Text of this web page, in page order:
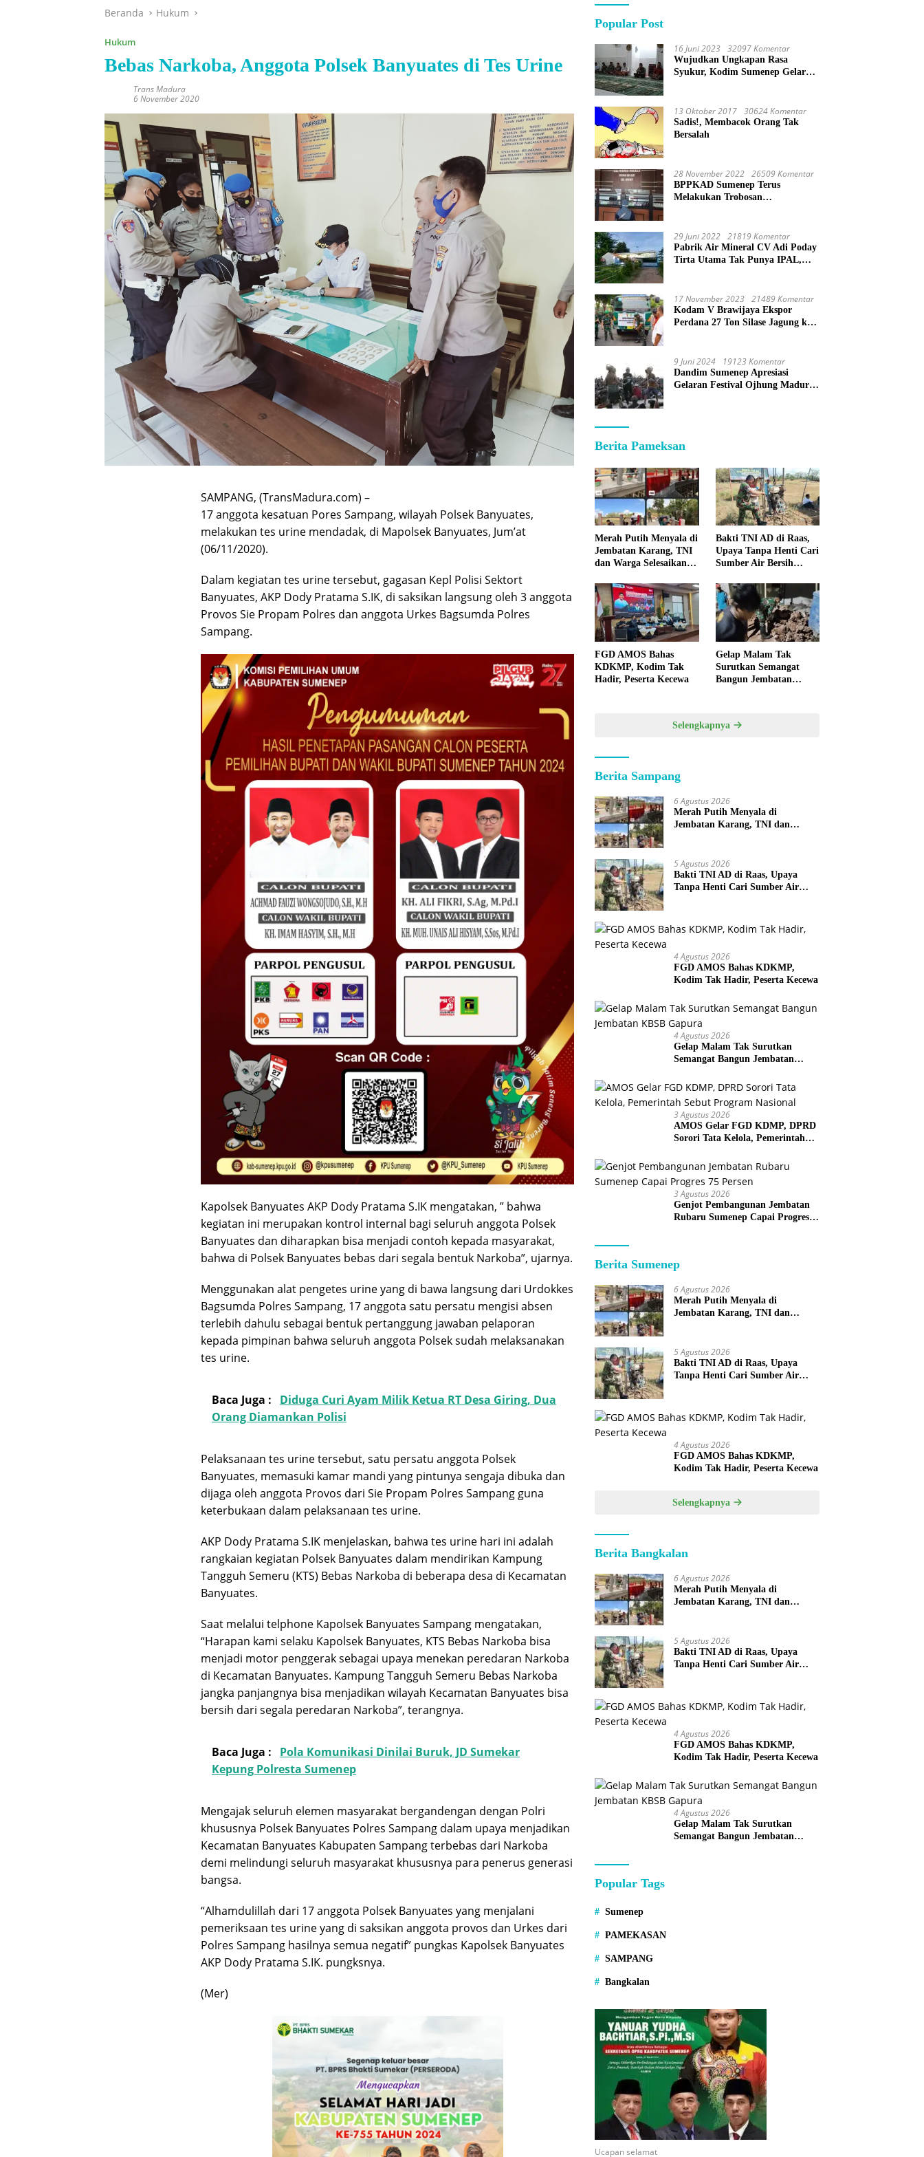
Beranda Hukum
Hukum
Bebas Narkoba, Anggota Polsek Banyuates di Tes Urine
Trans Madura
6 November 2020
SAMPANG, (TransMadura.com) –
17 anggota kesatuan Pores Sampang, wilayah Polsek Banyuates,
melakukan tes urine mendadak, di Mapolsek Banyuates, Jum’at
(06/11/2020).
Dalam kegiatan tes urine tersebut, gagasan Kepl Polisi Sektort
Banyuates, AKP Dody Pratama S.IK, di saksikan langsung oleh 3 anggota
Provos Sie Propam Polres dan anggota Urkes Bagsumda Polres
Sampang.
Kapolsek Banyuates AKP Dody Pratama S.IK mengatakan, ” bahwa
kegiatan ini merupakan kontrol internal bagi seluruh anggota Polsek
Banyuates dan diharapkan bisa menjadi contoh kepada masyarakat,
bahwa di Polsek Banyuates bebas dari segala bentuk Narkoba”, ujarnya.
Menggunakan alat pengetes urine yang di bawa langsung dari Urdokkes
Bagsumda Polres Sampang, 17 anggota satu persatu mengisi absen
terlebih dahulu sebagai bentuk pertanggung jawaban pelaporan
kepada pimpinan bahwa seluruh anggota Polsek sudah melaksanakan
tes urine.
Baca Juga :
Diduga Curi Ayam Milik Ketua RT Desa Giring, Dua
Orang Diamankan Polisi
Pelaksanaan tes urine tersebut, satu persatu anggota Polsek
Banyuates, memasuki kamar mandi yang pintunya sengaja dibuka dan
dijaga oleh anggota Provos dari Sie Propam Polres Sampang guna
keterbukaan dalam pelaksanaan tes urine.
AKP Dody Pratama S.IK menjelaskan, bahwa tes urine hari ini adalah
rangkaian kegiatan Polsek Banyuates dalam mendirikan Kampung
Tangguh Semeru (KTS) Bebas Narkoba di beberapa desa di Kecamatan
Banyuates.
Saat melalui telphone Kapolsek Banyuates Sampang mengatakan,
“Harapan kami selaku Kapolsek Banyuates, KTS Bebas Narkoba bisa
menjadi motor penggerak sebagai upaya menekan peredaran Narkoba
di Kecamatan Banyuates. Kampung Tangguh Semeru Bebas Narkoba
jangka panjangnya bisa menjadikan wilayah Kecamatan Banyuates bisa
bersih dari segala peredaran Narkoba”, terangnya.
Baca Juga :
Pola Komunikasi Dinilai Buruk, JD Sumekar
Kepung Polresta Sumenep
Mengajak seluruh elemen masyarakat bergandengan dengan Polri
khususnya Polsek Banyuates Polres Sampang dalam upaya menjadikan
Kecamatan Banyuates Kabupaten Sampang terbebas dari Narkoba
demi melindungi seluruh masyarakat khususnya para penerus generasi
bangsa.
“Alhamdulillah dari 17 anggota Polsek Banyuates yang menjalani
pemeriksaan tes urine yang di saksikan anggota provos dan Urkes dari
Polres Sampang hasilnya semua negatif” pungkas Kapolsek Banyuates
AKP Dody Pratama S.IK. pungksnya.
(Mer)
Popular Post
16 Juni 2023 32097 Komentar
Wujudkan Ungkapan Rasa
Syukur, Kodim Sumenep Gelar
13 Oktober 2017 30624 Komentar
Sadis!, Membacok Orang Tak
Bersalah
28 November 2022 26509 Komentar
BPPKAD Sumenep Terus
Melakukan Trobosan
29 Juni 2022 21819 Komentar
Pabrik Air Mineral CV Adi Poday
Tirta Utama Tak Punya IPAL,
17 November 2023 21489 Komentar
Kodam V Brawijaya Ekspor
Perdana 27 Ton Silase Jagung ke
9 Juni 2024 19123 Komentar
Dandim Sumenep Apresiasi
Gelaran Festival Ojhung Madura
Berita Pameksan
Merah Putih Menyala di
Jembatan Karang, TNI
dan Warga Selesaikan
Bakti TNI AD di Raas,
Upaya Tanpa Henti Cari
Sumber Air Bersih
Kepulauan
FGD AMOS Bahas
KDKMP, Kodim Tak
Hadir, Peserta Kecewa
Gelap Malam Tak
Surutkan Semangat
Bangun Jembatan
Selengkapnya
Berita Sampang
6 Agustus 2026
Merah Putih Menyala di
Jembatan Karang, TNI dan
5 Agustus 2026
Bakti TNI AD di Raas, Upaya
Tanpa Henti Cari Sumber Air
4 Agustus 2026
FGD AMOS Bahas KDKMP,
Kodim Tak Hadir, Peserta Kecewa
4 Agustus 2026
Gelap Malam Tak Surutkan
Semangat Bangun Jembatan
3 Agustus 2026
AMOS Gelar FGD KDMP, DPRD
Sorori Tata Kelola, Pemerintah
3 Agustus 2026
Genjot Pembangunan Jembatan
Rubaru Sumenep Capai Progres
Berita Sumenep
6 Agustus 2026
Merah Putih Menyala di
Jembatan Karang, TNI dan
5 Agustus 2026
Bakti TNI AD di Raas, Upaya
Tanpa Henti Cari Sumber Air
4 Agustus 2026
FGD AMOS Bahas KDKMP,
Kodim Tak Hadir, Peserta Kecewa
Selengkapnya
Berita Bangkalan
6 Agustus 2026
Merah Putih Menyala di
Jembatan Karang, TNI dan
5 Agustus 2026
Bakti TNI AD di Raas, Upaya
Tanpa Henti Cari Sumber Air
4 Agustus 2026
FGD AMOS Bahas KDKMP,
Kodim Tak Hadir, Peserta Kecewa
4 Agustus 2026
Gelap Malam Tak Surutkan
Semangat Bangun Jembatan
Popular Tags
Sumenep
PAMEKASAN
SAMPANG
Bangkalan
Ucapan selamat